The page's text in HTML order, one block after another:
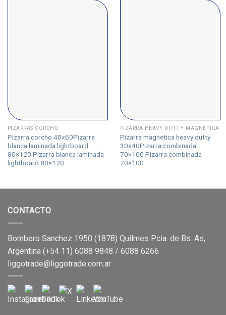
PIZARRAS CORCHO
Pizarra corcho 40x60Pizarra
blanca laminada lightboard
80×120 Pizarra blanca laminada
lightboard 80×120
PIZARRA HEAVY DUTTY MAGNÉTICA
Pizarra magnetica heavy dutty
30x40Pizarra combinada
70×100 Pizarra combinada
70×100
CONTACTO
Bombero Sanchez 1950 (1878) Quilmes Pcia. de Bs. As,
Argentina (+54 11) 6088 9848 / 6088 6266
liggotrade@liggotrade.com.ar